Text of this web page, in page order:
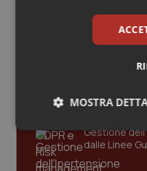
Quotidiano
Rene & patologie
Ultime analisi e
Cloud
Gestione
dalle Linee
MOSTRA
Necessari